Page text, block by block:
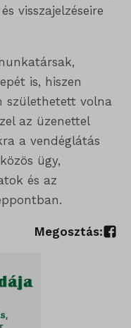
visszajelzéseire
is, hiszen
születhetett volna
az üzenettel
a vendéglátás
ügy,
és az
Megosztás: